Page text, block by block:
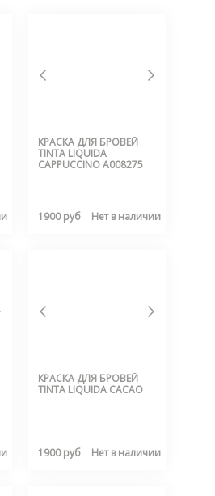
КРАСКА ДЛЯ БРОВЕЙ
TINTA LIQUIDA
CAPPUCCINO A008275
1900 руб Нет в наличии
КРАСКА ДЛЯ БРОВЕЙ
TINTA LIQUIDA CACAO
1900 руб Нет в наличии